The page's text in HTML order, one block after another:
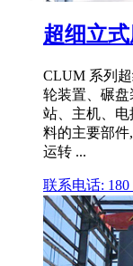
超细立
CLUM 系列
轮装置、碾
站、主机、
料的主要部
运转 ...
联系电话: 180